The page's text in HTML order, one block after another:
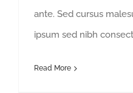
ante. Sed cursus
ipsum sed nibh
Read More